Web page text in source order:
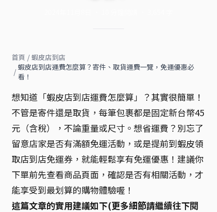
首頁 / 蝦皮店到店
/ 蝦皮店到店運費怎麼算？寄件、取貨運費一覽，免運優惠必
看！
想知道「蝦皮店到店運費怎麼算」？其實很簡單！
不管是寄件還是取貨，每筆包裹都是固定新台幣45
元（含稅），不論重量或尺寸。想省運費？別忘了
留意店家是否有滿額免運活動，或是提前到蝦皮領
取店到店免運券，就能輕鬆享有免運優惠！建議你
下單前先查看商品頁面，確認是否有相關活動，才
能享受到最划算的購物體驗喔！
這篇文章的實用建議如下(更多細節請繼續往下閱